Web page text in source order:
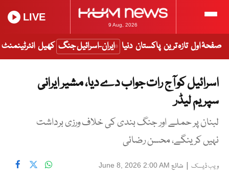
9 Aug, 2026
LIVE
صفحۂ اول تازہ ترین پاکستان دنیا ایران-اسرائیل جنگ کھیل انٹرٹینمنٹ
اسرائیل کو آج رات جواب دے دیا، مشیر ایرانی
سپریم لیڈر
لبنان پر حملے اور جنگ بندی کی خلاف ورزی برداشت
نہیں کرینگے، محسن رضائی
ویب ڈیسک | شائع June 8, 2026 2:00 AM